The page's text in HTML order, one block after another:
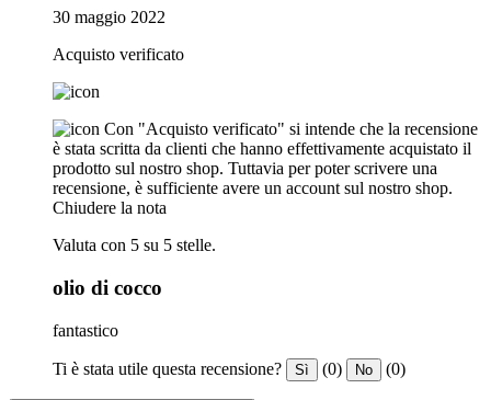
30 maggio 2022
Acquisto verificato
Con "Acquisto verificato" si intende che la recensione
è stata scritta da clienti che hanno effettivamente acquistato il
prodotto sul nostro shop. Tuttavia per poter scrivere una
recensione, è sufficiente avere un account sul nostro shop.
Chiudere la nota
Valuta con 5 su 5 stelle.
olio di cocco
fantastico
Ti è stata utile questa recensione? Sì (0) No (0)